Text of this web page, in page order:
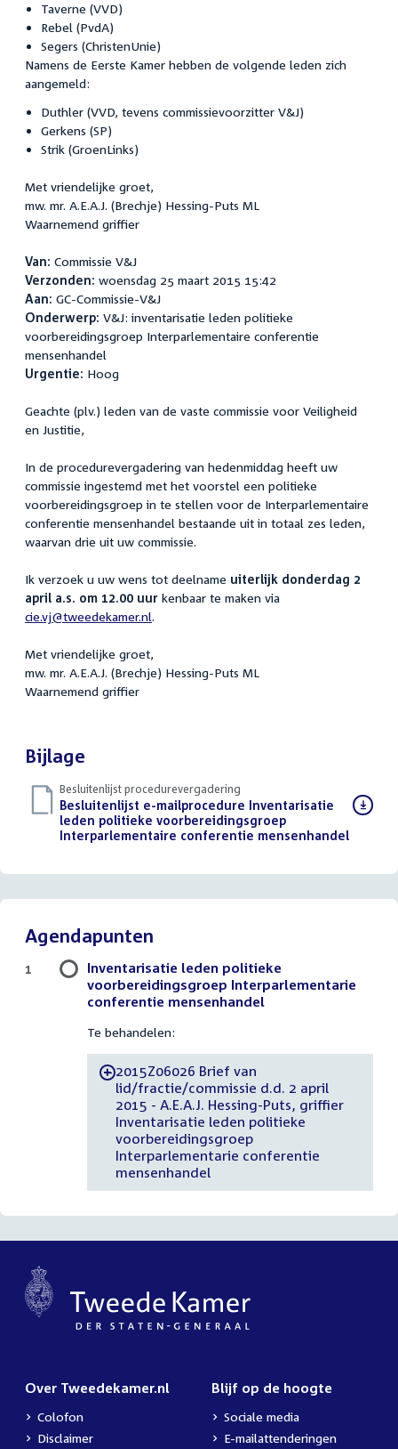
Taverne (VVD)
Rebel (PvdA)
Segers (ChristenUnie)
Namens de Eerste Kamer hebben de volgende leden zich
aangemeld:
Duthler (VVD, tevens commissievoorzitter V&J)
Gerkens (SP)
Strik (GroenLinks)
Met vriendelijke groet,
mw. mr. A.E.A.J. (Brechje) Hessing-Puts ML
Waarnemend griffier
Van: Commissie V&J
Verzonden: woensdag 25 maart 2015 15:42
Aan: GC-Commissie-V&J
Onderwerp: V&J: inventarisatie leden politieke
voorbereidingsgroep Interparlementaire conferentie
mensenhandel
Urgentie: Hoog
Geachte (plv.) leden van de vaste commissie voor Veiligheid
en Justitie,
In de procedurevergadering van hedenmiddag heeft uw
commissie ingestemd met het voorstel een politieke
voorbereidingsgroep in te stellen voor de Interparlementaire
conferentie mensenhandel bestaande uit in totaal zes leden,
waarvan drie uit uw commissie.
Ik verzoek u uw wens tot deelname uiterlijk donderdag 2
april a.s. om 12.00 uur kenbaar te maken via
cie.vj@tweedekamer.nl.
Met vriendelijke groet,
mw. mr. A.E.A.J. (Brechje) Hessing-Puts ML
Waarnemend griffier
Bijlage
Besluitenlijst procedurevergadering
Download
bestand:
Besluitenlijst e-mailprocedure Inventarisatie
leden politieke voorbereidingsgroep
Interparlementaire conferentie mensenhandel(PDF)
Agendapunten
Inventarisatie leden politieke
voorbereidingsgroep Interparlementarie
conferentie mensenhandel
Te behandelen:
-2015Z06026 Brief van
lid/fractie/commissie d.d. 2 april
2015 - A.E.A.J. Hessing-Puts, griffier
Inventarisatie leden politieke
voorbereidingsgroep
Interparlementarie conferentie
mensenhandel
1
Over Tweedekamer.nl
Colofon
Disclaimer
Blijf op de hoogte
Sociale media
E-mailattenderingen